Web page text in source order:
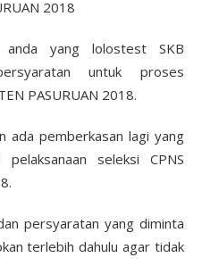
yang lolostest SKB
untuk proses
PASURUAN 2018.
ada pemberkasan lagi yang
seleksi CPNS
persyaratan yang diminta
terlebih dahulu agar tidak